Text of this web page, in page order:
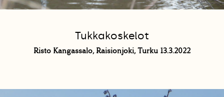
Tukkakoskelot
Risto Kangassalo, Raisionjoki, Turku 13.3.2022